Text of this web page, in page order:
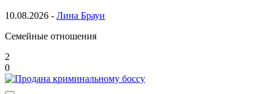
10.08.2026 - Лина Браун
Семейные отношения
2
0